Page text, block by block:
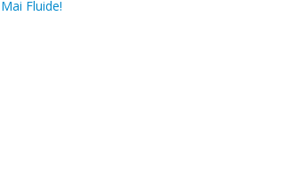
Mai Fluide!